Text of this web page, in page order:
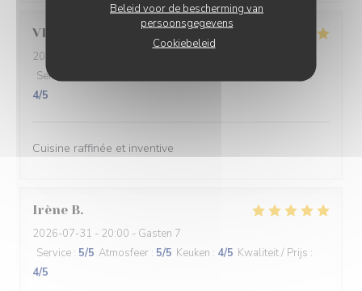
Beleid voor de bescherming van
persoonsgegevens
Cookiebeleid
VINCENT
2026-07-31
Service
Kwaliteit / Prijs:
4/5
Cuisine raffinée et inventive
Irène B
2026-07-31 - 20:00 - Gasten 7
Service : 5/5 Atmosfeer : 5/5 Keuken : 4/5 Kwaliteit / Prijs :
4/5